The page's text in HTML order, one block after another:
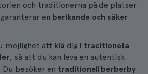
och traditionerna på de platser
en berikande och säker
möjlighet att klä dig i traditionella
, så att du kan leva en autentisk
besöker en traditionell berberby